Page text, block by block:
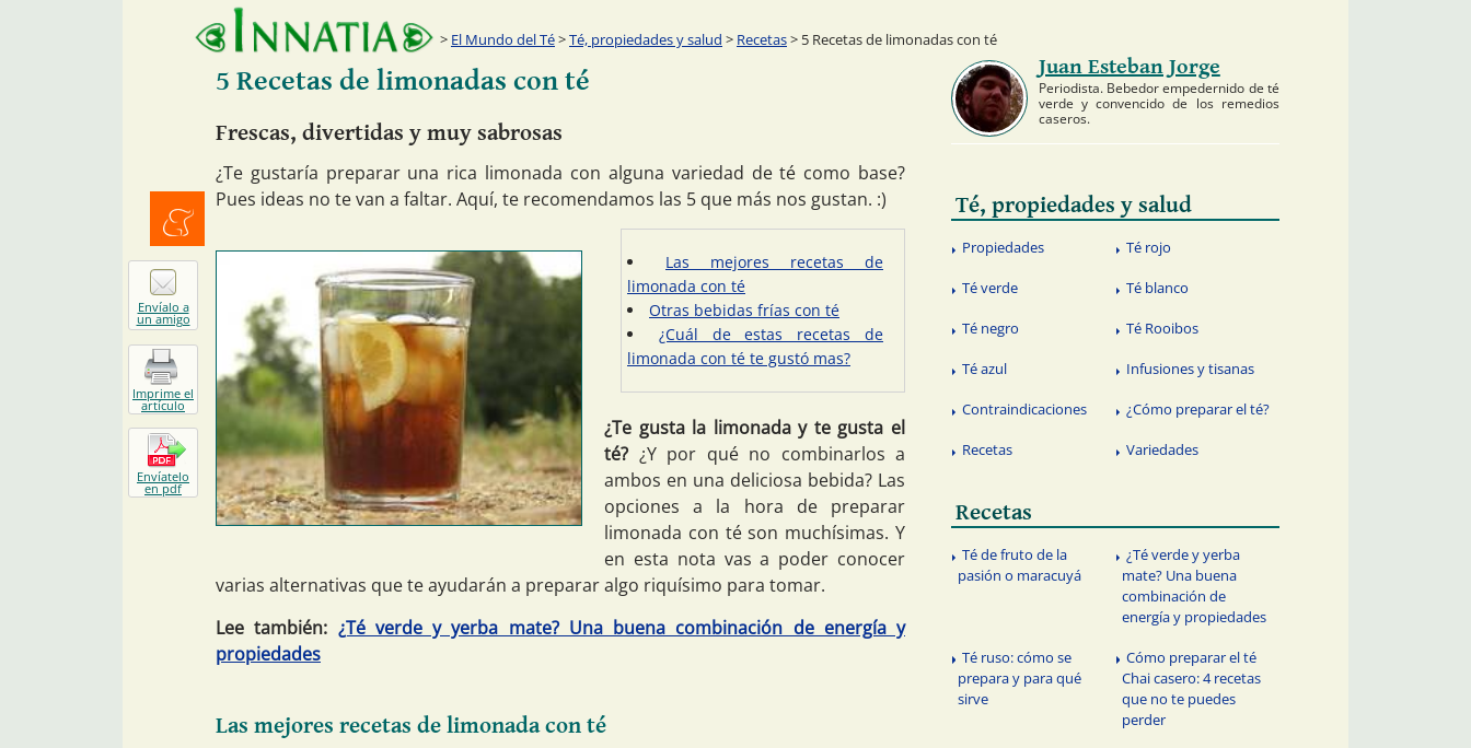
El Mundo del Té>Té, propiedades y salud > Recetas> 5 Recetas de limonadas con té
5 Recetas de limonadas con té
Frescas, divertidas y muy sabrosas
¿Te gustaría preparar una rica limonada con alguna variedad de té como base?
Pues ideas no te van a faltar. Aquí, te recomendamos las 5 que más nos gustan. :)
Las mejores recetas de
limonada con té
Otras bebidas frías con té
¿Cuál de estas recetas de
limonada con té te gustó mas?
¿Te gusta la limonada y te gusta el
té? ¿Y por qué no combinarlos a
ambos en una deliciosa bebida? Las
opciones a la hora de preparar
limonada con té son muchísimas. Y
en esta nota vas a poder conocer
varias alternativas que te ayudarán a preparar algo riquísimo para tomar.
Lee también: ¿Té verde y yerba mate? Una buena combinación de energía y
propiedades
Las mejores recetas de limonada con té
Juan Esteban Jorge
Periodista. Bebedor empedernido de té
verde y convencido de los remedios
caseros.
Té, propiedades y salud
Propiedades Té rojo
Té verde Té blanco
Té negro Té Rooibos
Té azul Infusiones y tisanas
Contraindicaciones ¿Cómo preparar el té?
Recetas Variedades
Recetas
Té de fruto de la
pasión o maracuyá
¿Té verde y yerba
mate? Una buena
combinación de
energía y propiedades
Té ruso: cómo se
prepara y para qué
sirve
Cómo preparar el té
Chai casero: 4 recetas
que no te puedes
perder
Menéalo
Envíalo a
un amigo
Imprime el
artículo
Envíatelo
en pdf